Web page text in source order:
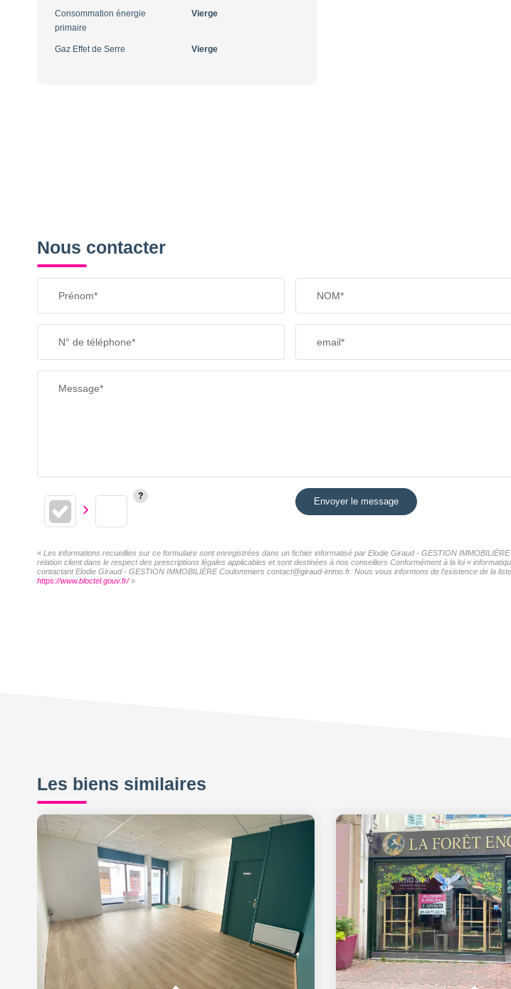
Consommation énergie
primaire
Vierge
Gaz Effet de Serre Vierge
Nous contacter
Prénom* NOM*
N° de téléphone* email*
Message*
Envoyer le message
« Les informations recueillies sur ce formulaire sont enregistrées dans un fichier informatisé par Elodie Giraud - GESTION
relation client dans le respect des prescriptions légales applicables et sont destinées à nos conseillers Conformément à la loi «
contactant Elodie Giraud - GESTION IMMOBILIÈRE Coulommiers contact@giraud-immo.fr. Nous vous informons de l'existence de la
https://www.bloctel.gouv.fr/»
Les biens similaires